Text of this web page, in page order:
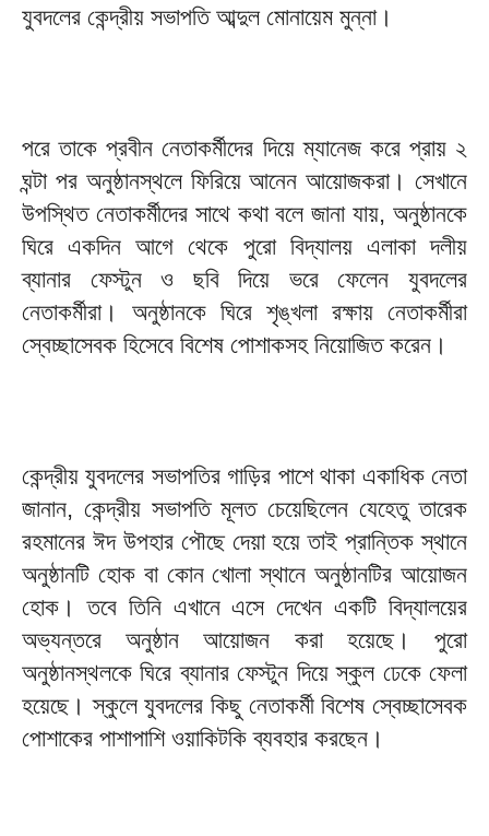
যুবদলের কেন্দ্রীয় সভাপতি আব্দুল মোনায়েম মুন্না।
পরে তাকে প্রবীন নেতাকর্মীদের দিয়ে ম্যানেজ করে প্রায় ২
ঘন্টা পর অনুষ্ঠানস্থলে ফিরিয়ে আনেন আয়োজকরা। সেখানে
উপস্থিত নেতাকর্মীদের সাথে কথা বলে জানা যায়, অনুষ্ঠানকে
ঘিরে একদিন আগে থেকে পুরো বিদ্যালয় এলাকা দলীয়
ব্যানার ফেস্টুন ও ছবি দিয়ে ভরে ফেলেন যুবদলের
নেতাকর্মীরা। অনুষ্ঠানকে ঘিরে শৃঙ্খলা রক্ষায় নেতাকর্মীরা
স্বেচ্ছাসেবক হিসেবে বিশেষ পোশাকসহ নিয়োজিত করেন।
কেন্দ্রীয় যুবদলের সভাপতির গাড়ির পাশে থাকা একাধিক নেতা
জানান, কেন্দ্রীয় সভাপতি মূলত চেয়েছিলেন যেহেতু তারেক
রহমানের ঈদ উপহার পৌছে দেয়া হয়ে তাই প্রান্তিক স্থানে
অনুষ্ঠানটি হোক বা কোন খোলা স্থানে অনুষ্ঠানটির আয়োজন
হোক। তবে তিনি এখানে এসে দেখেন একটি বিদ্যালয়ের
অভ্যন্তরে অনুষ্ঠান আয়োজন করা হয়েছে। পুরো
অনুষ্ঠানস্থলকে ঘিরে ব্যানার ফেস্টুন দিয়ে স্কুল ঢেকে ফেলা
হয়েছে। স্কুলে যুবদলের কিছু নেতাকর্মী বিশেষ স্বেচ্ছাসেবক
পোশাকের পাশাপাশি ওয়াকিটকি ব্যবহার করছেন।